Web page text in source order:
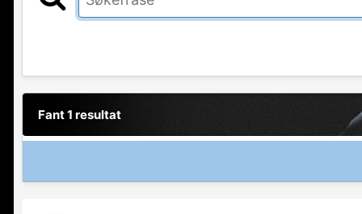
Fant 1 resultat